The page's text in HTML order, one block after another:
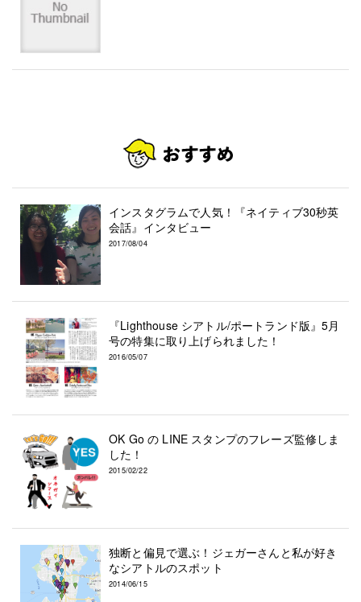
インスタグラムで人気！『ネイティブ30秒英
会話』インタビュー
2017/08/04
『Lighthouse シアトル/ポートランド版』5月
号の特集に取り上げられました！
2016/05/07
OK Go の LINE スタンプのフレーズ監修しま
した！
2015/02/22
独断と偏見で選ぶ！ジェガーさんと私が好き
なシアトルのスポット
2014/06/15